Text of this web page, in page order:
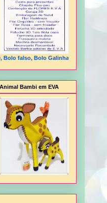
falso, Bolo Galinha Pintadinha,
Animal Bambi em EVA